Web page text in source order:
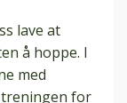
lave at
å hoppe. I
med
treningen for